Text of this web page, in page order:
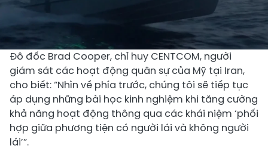
Đô đốc Brad Cooper, chỉ huy CENTCOM, người
giám sát các hoạt động quân sự của Mỹ tại Iran,
cho biết: “Nhìn về phía trước, chúng tôi sẽ tiếp tục
áp dụng những bài học kinh nghiệm khi tăng cường
khả năng hoạt động thông qua các khái niệm ‘phối
hợp giữa phương tiện có người lái và không người
lái’”.